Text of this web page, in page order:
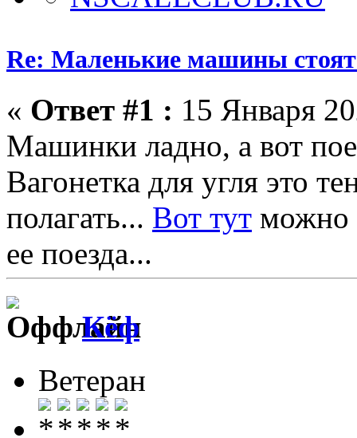
Re: Маленькие машины
« Ответ #1 : 15 Января
Машинки ладно, а вот
Вагонетка для угля это
полагать... Вот тут можно
ее поезда...
Кёф
Ветеран